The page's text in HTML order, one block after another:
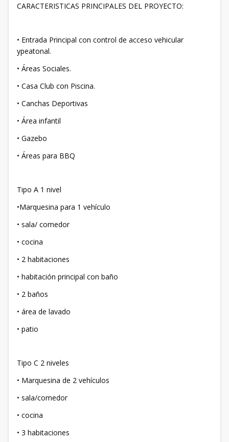
CARACTERISTICAS PRINCIPALES DEL PROYECTO:
• Entrada Principal con control de acceso vehicular
ypeatonal.
• Áreas Sociales.
• Casa Club con Piscina.
• Canchas Deportivas
• Área infantil
• Gazebo
• Áreas para BBQ
Tipo A 1 nivel
•Marquesina para 1 vehículo
• sala/ comedor
• cocina
• 2 habitaciones
• habitación principal con baño
• 2 baños
• área de lavado
• patio
Tipo C 2 niveles
• Marquesina de 2 vehículos
• sala/comedor
• cocina
• 3 habitaciones